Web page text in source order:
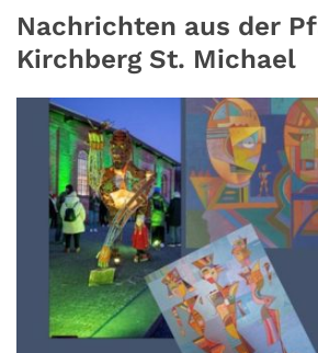
Nachrichten aus der
Kirchberg St. Michael